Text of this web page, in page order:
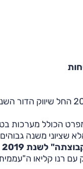
הכולל מערכות
לשנת 2019
עם רנו קליאו